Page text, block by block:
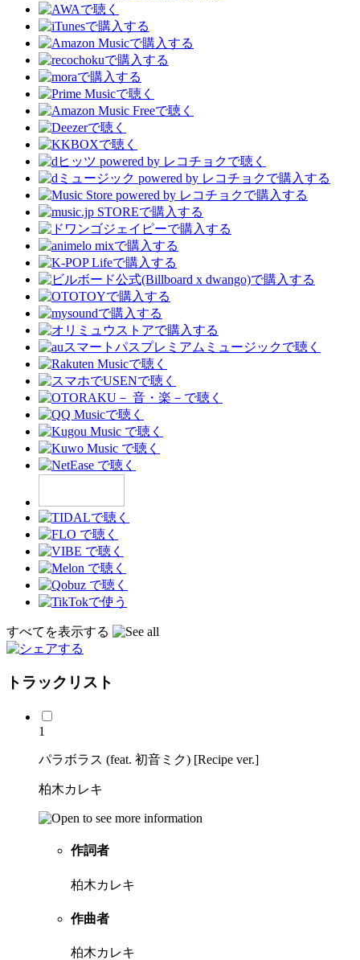
すべてを表示する
トラックリスト
1
パラボラス (feat. 初音ミク) [Recipe ver.]
柏木カレキ
作詞者
柏木カレキ
作曲者
柏木カレキ